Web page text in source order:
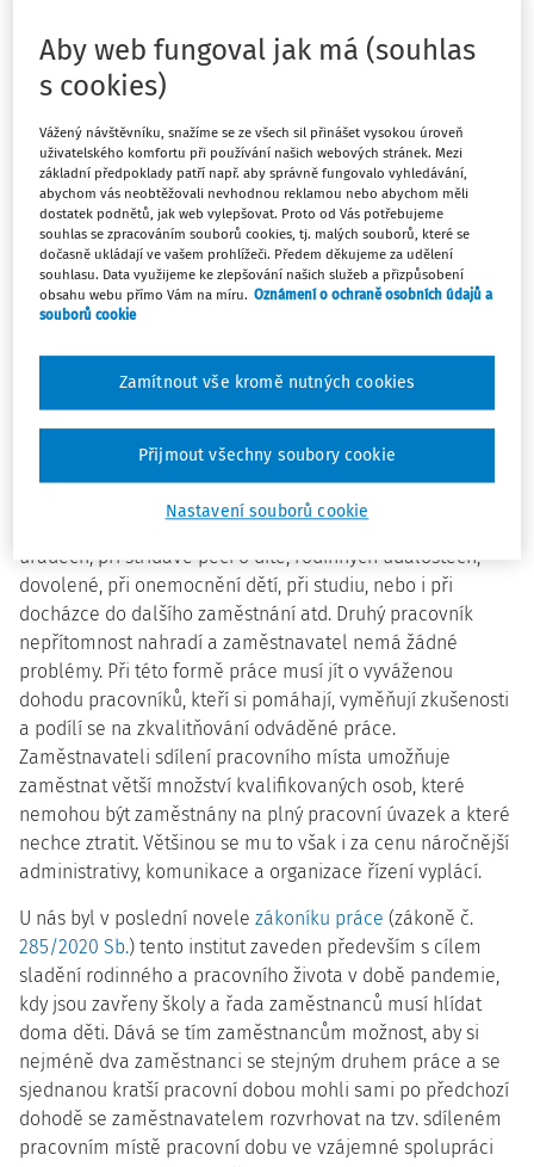
případě, že se jedná o vážné provozní důvody,
propuštění jednoho zaměstnance neospravedlňuje
propuštění druhého zaměstnance,
kolektivní smlouvy dohodnout na jiných pravidel.
Ve své podstatě umožňuje tato forma práce rozdělit jeden
úvazek mezi dva nebo více pracovníků. Většinou se jedná
o dva zaměstnance s částečnými úvazky např. po 4
hodinách, jeden pracuje dopoledne a druhý odpoledne.
Oba mají stejný vyvážený podíl na mzdě a příslušenství
pracovní doby.
Sdílení pracovního místa může mít samozřejmě nejen
podobu děleného pracovního dne, ale i pracovního týdne,
nebo střídání po týdnech. Výhodou je možnost
zaměstnanců si vyhovět např. při potřebě jednání na
úřadech, při střídavé péči o dítě, rodinných událostech,
dovolené, při onemocnění dětí, při studiu, nebo i při
docházce do dalšího zaměstnání atd. Druhý pracovník
nepřítomnost nahradí a zaměstnavatel nemá žádné
problémy. Při této formě práce musí jít o vyváženou
dohodu pracovníků, kteří si pomáhají, vyměňují zkušenosti
a podílí se na zkvalitňování odváděné práce.
Zaměstnavateli sdílení pracovního místa umožňuje
zaměstnat větší množství kvalifikovaných osob, které
nemohou být zaměstnány na plný pracovní úvazek a které
nechce ztratit. Většinou se mu to však i za cenu náročnější
administrativy, komunikace a organizace řízení vyplácí.
U nás byl v poslední novele zákoníku práce (zákoně č.
285/2020 Sb.) tento institut zaveden především s cílem
sladění rodinného a pracovního života v době pandemie,
kdy jsou zavřeny školy a řada zaměstnanců musí hlídat
doma děti. Dává se tím zaměstnancům možnost, aby si
nejméně dva zaměstnanci se stejným druhem práce a se
sjednanou kratší pracovní dobou mohli sami po předchozí
dohodě se zaměstnavatelem rozvrhovat na tzv. sdíleném
pracovním místě pracovní dobu ve vzájemné spolupráci
Aby web fungoval jak má (souhlas
s cookies)
Vážený návštěvníku, snažíme se ze všech sil přinášet vysokou úroveň
uživatelského komfortu při používání našich webových stránek. Mezi
základní předpoklady patří např. aby správně fungovalo vyhledávání,
abychom vás neobtěžovali nevhodnou reklamou nebo abychom měli
dostatek podnětů, jak web vylepšovat. Proto od Vás potřebujeme
souhlas se zpracováním souborů cookies, tj. malých souborů, které se
dočasně ukládají ve vašem prohlížeči. Předem děkujeme za udělení
souhlasu. Data využijeme ke zlepšování našich služeb a přizpůsobení
obsahu webu přímo Vám na míru. Oznámení o ochraně osobních údajů a
souborů cookie
Nastavení souborů cookie
Zamítnout vše kromě nutných cookies
Přijmout všechny soubory cookie